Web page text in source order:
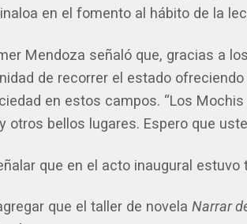
en el fomento al hábito de la
Mendoza señaló que, gracias a
de recorrer el estado
en estos campos. “Los
otros bellos lugares. Espero que
que en el acto inaugural
que el taller de novela Narrar